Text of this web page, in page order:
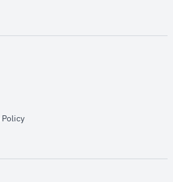
window
window
opens in new window